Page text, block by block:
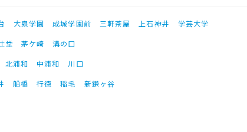
大泉学園 成城学園前 三軒茶屋 上石神井
学芸大学
堂 茅ケ崎
溝の口
北浦和 中浦和
川口
船橋 行徳 稲毛 新鎌ヶ谷